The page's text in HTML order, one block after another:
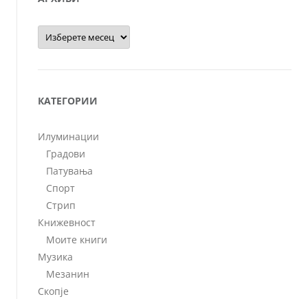
Архиви
КАТЕГОРИИ
Илуминации
Градови
Патувања
Спорт
Стрип
Книжевност
Моите книги
Музика
Мезанин
Скопје